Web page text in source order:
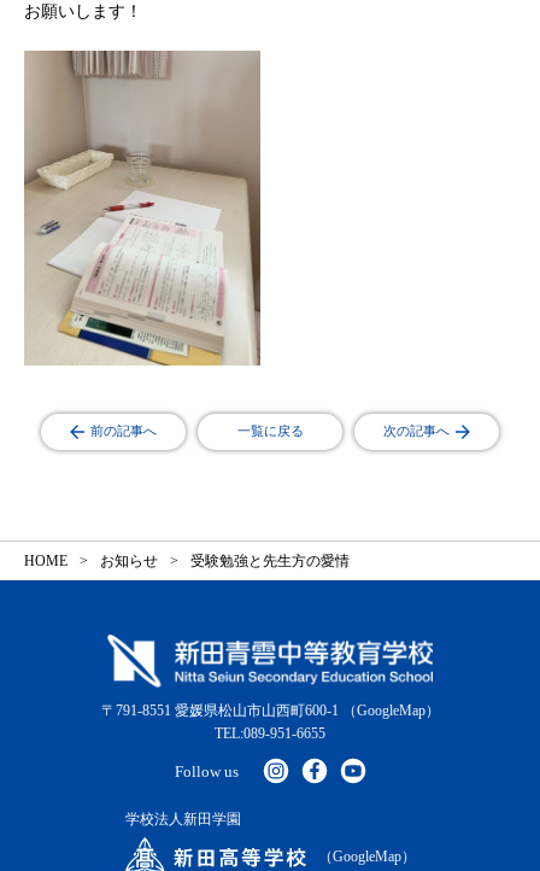
お願いします！
前の記事へ 一覧に戻る 次の記事へ
HOME お知らせ 受験勉強と先生方の愛情
〒791-8551 愛媛県松山市山西町600-1
（GoogleMap）
TEL:089-951-6655
Follow us
学校法人新田学園
（GoogleMap）